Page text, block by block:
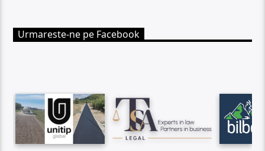
Urmareste-ne pe Facebook